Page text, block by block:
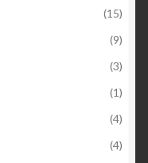
(15)
(9)
(3)
(1)
(4)
(4)